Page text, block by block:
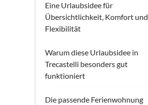
Eine Urlaubsidee für
Übersichtlichkeit, Komfort und
Flexibilität
Warum diese Urlaubsidee in
Trecastelli besonders gut
funktioniert
Die passende Ferienwohnung